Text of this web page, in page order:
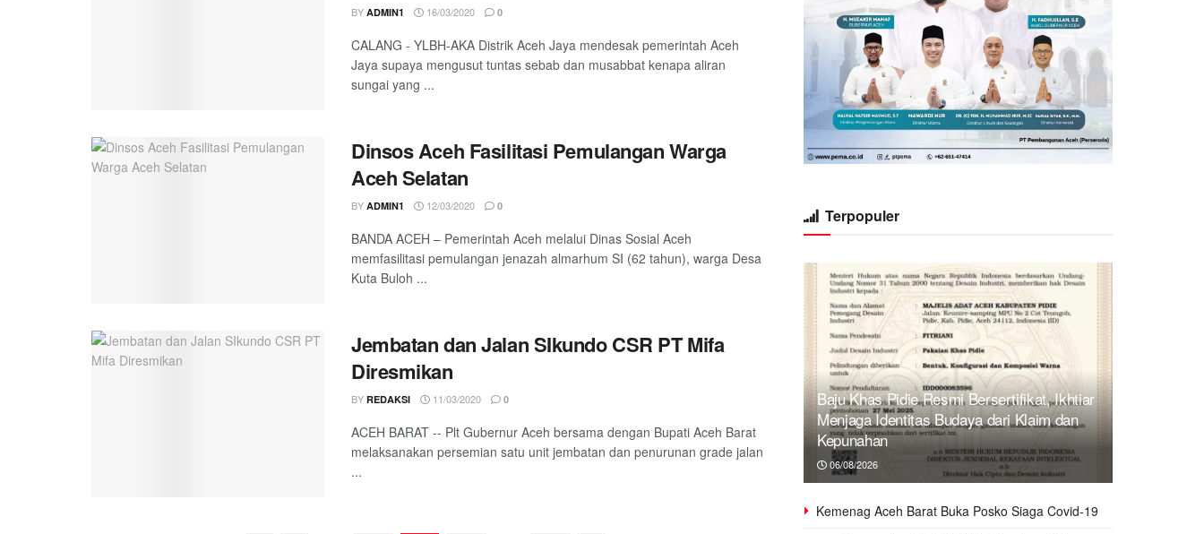
BY ADMIN1 16/03/2020 0
CALANG - YLBH-AKA Distrik Aceh Jaya mendesak pemerintah Aceh
Jaya supaya mengusut tuntas sebab dan musabbat kenapa aliran
sungai yang ...
Dinsos Aceh Fasilitasi Pemulangan Warga
Aceh Selatan
BY ADMIN1 12/03/2020 0
BANDA ACEH – Pemerintah Aceh melalui Dinas Sosial Aceh
memfasilitasi pemulangan jenazah almarhum SI (62 tahun), warga Desa
Kuta Buloh ...
Jembatan dan Jalan SIkundo CSR PT Mifa
Diresmikan
BY REDAKSI 11/03/2020 0
ACEH BARAT -- Plt Gubernur Aceh bersama dengan Bupati Aceh Barat
melaksanakan persemian satu unit jembatan dan penurunan grade jalan
...
Terpopuler
Baju Khas Pidie Resmi Bersertifikat, Ikhtiar
Menjaga Identitas Budaya dari Klaim dan
Kepunahan
06/08/2026
Kemenag Aceh Barat Buka Posko Siaga Covid-19